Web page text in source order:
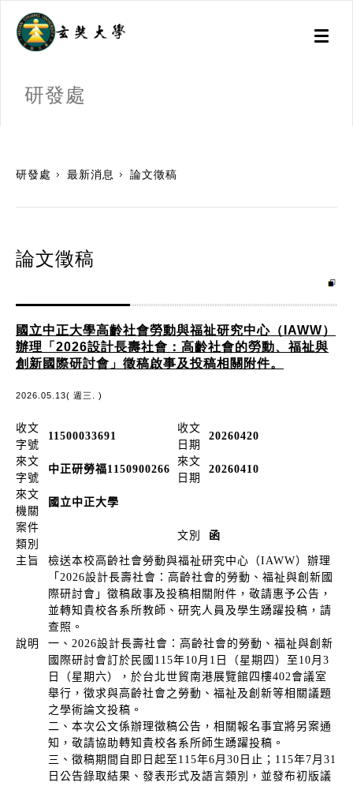
Toggle
研發處
研發處 最新消息 論文徵稿
論文徵稿
國立中正大學高齡社會勞動與福祉研究中心（IAWW）
辦理「2026設計長壽社會：高齡社會的勞動、福祉與
創新國際研討會」徵稿啟事及投稿相關附件。
2026.05.13( 週三. )
收文
字號
11500033691
收文
日期
20260420
來文
字號
中正研勞福1150900266
來文
日期
20260410
來文
機關
國立中正大學
案件
類別
文別 函
主旨
檢送本校高齡社會勞動與福祉研究中心（IAWW）辦理
「2026設計長壽社會：高齡社會的勞動、福祉與創新國
際研討會」徵稿啟事及投稿相關附件，敬請惠予公告，
並轉知貴校各系所教師、研究人員及學生踴躍投稿，請
查照。
說明
一、2026設計長壽社會：高齡社會的勞動、福祉與創新
國際研討會訂於民國115年10月1日（星期四）至10月3
日（星期六），於台北世貿南港展覽館四樓402會議室
舉行，徵求與高齡社會之勞動、福祉及創新等相關議題
之學術論文投稿。
二、本次公文係辦理徵稿公告，相關報名事宜將另案通
知，敬請協助轉知貴校各系所師生踴躍投稿。
三、徵稿期間自即日起至115年6月30日止；115年7月31
日公告錄取結果、發表形式及語言類別，並發布初版議